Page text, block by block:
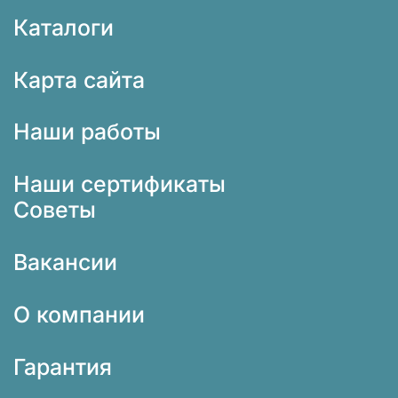
Каталоги
Карта сайта
Наши работы
Наши сертификаты
Советы
Вакансии
О компании
Гарантия